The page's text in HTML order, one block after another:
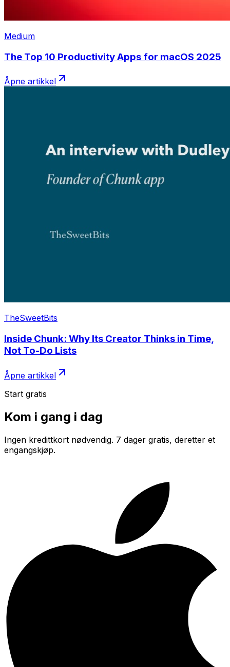
Medium
The Top 10 Productivity Apps for macOS 2025
Åpne artikkel
TheSweetBits
Inside Chunk: Why Its Creator Thinks in Time,
Not To-Do Lists
Åpne artikkel
Start gratis
Kom i gang i dag
Ingen kredittkort nødvendig. 7 dager gratis, deretter et
engangskjøp.